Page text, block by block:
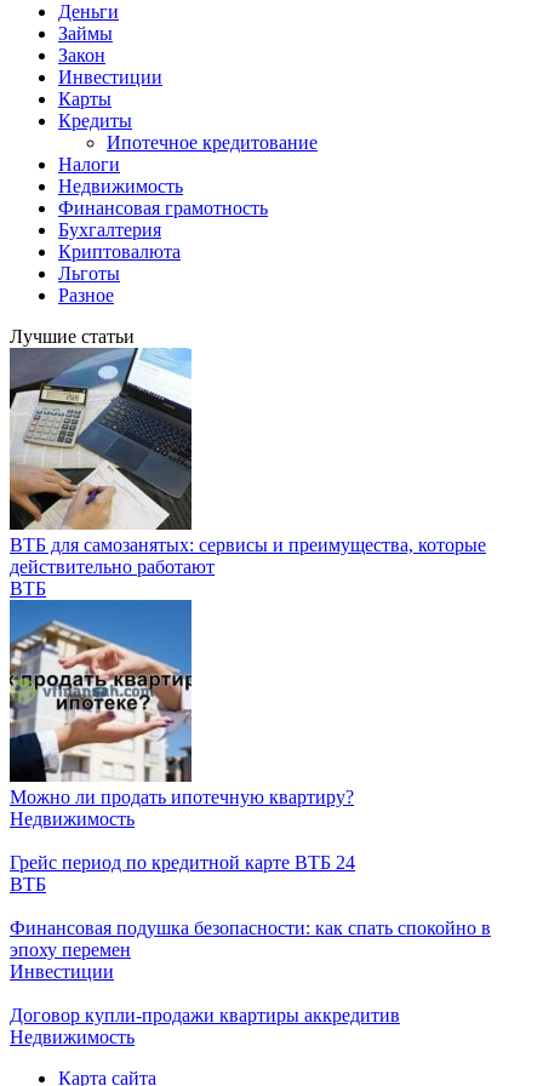
Деньги
Займы
Закон
Инвестиции
Карты
Кредиты
Ипотечное кредитование
Налоги
Недвижимость
Финансовая грамотность
Бухгалтерия
Криптовалюта
Льготы
Разное
Лучшие статьи
ВТБ для самозанятых: сервисы и преимущества, которые
действительно работают
ВТБ
Можно ли продать ипотечную квартиру?
Недвижимость
Грейс период по кредитной карте ВТБ 24
ВТБ
Финансовая подушка безопасности: как спать спокойно в
эпоху перемен
Инвестиции
Договор купли-продажи квартиры аккредитив
Недвижимость
Карта сайта